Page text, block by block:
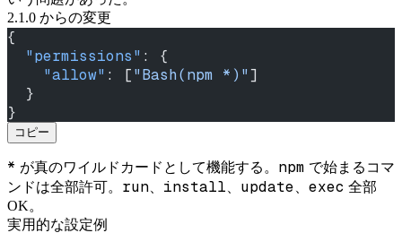
2.1.0 からの変更
{
  "permissions"
: {
    "allow"
: ["Bash(npm *)"]
  }
}
コピー
* が真のワイルドカードとして機能する。 npm で始まるコマ
ンドは全部許可。 run install update exec 全部
OK。
実用的な設定例